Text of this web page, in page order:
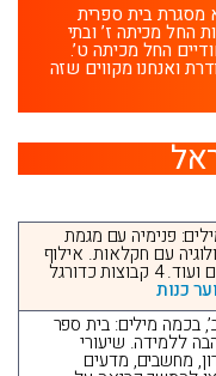
מסגרת בית ספרית
החל מכיתה ז’ ובתי
החל מכיתה ט’.
ואנחנו מקווים שזה
פנימיה עם מגמת
עם חקלאות. אילוף
כלבים, רכיבה על סוסים, קרב מגע, מטווחים ועוד. 4 קבוצות כדורגל
כנות
בכמה מילים: בית ספר
ללמידה. שיעורי
מחשבים, מדעים